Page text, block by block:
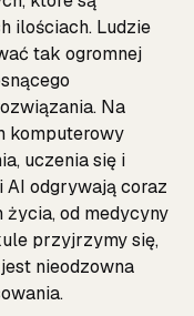
ilościach. Ludzie
tak ogromnej
Na
komputerowy
uczenia się i
AI odgrywają coraz
od medycyny
przyjrzymy się,
nieodzowna